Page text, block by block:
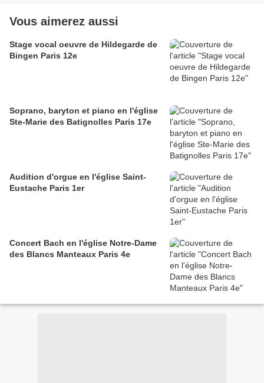
Vous aimerez aussi
Stage vocal oeuvre de Hildegarde de
Bingen Paris 12e
Soprano, baryton et piano en l'église
Ste-Marie des Batignolles Paris 17e
Audition d'orgue en l'église Saint-
Eustache Paris 1er
Concert Bach en l'église Notre-Dame
des Blancs Manteaux Paris 4e